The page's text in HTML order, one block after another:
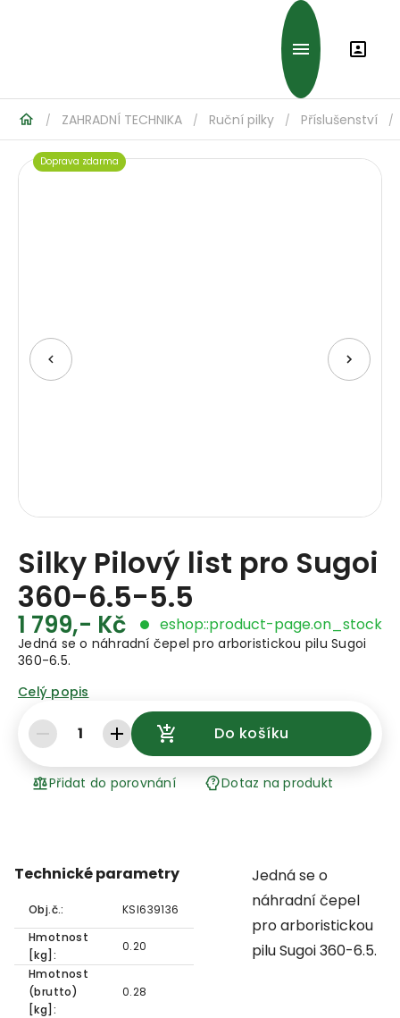
/ ZAHRADNÍ TECHNIKA / Ruční pilky / Příslušenství /
Doprava zdarma
Silky Pilový list pro Sugoi
360-6.5-5.5
1 799,- Kč eshop::product-page.on_stock
Jedná se o náhradní čepel pro arboristickou pilu Sugoi
360-6.5.
Celý popis
1 Do košíku
Přidat do porovnání Dotaz na produkt
Technické parametry
Obj.č.:
KSI639136
Hmotnost
[kg]:
0.20
Hmotnost
(brutto)
[kg]:
0.28
Jedná se o
náhradní čepel
pro arboristickou
pilu Sugoi 360-6.5.